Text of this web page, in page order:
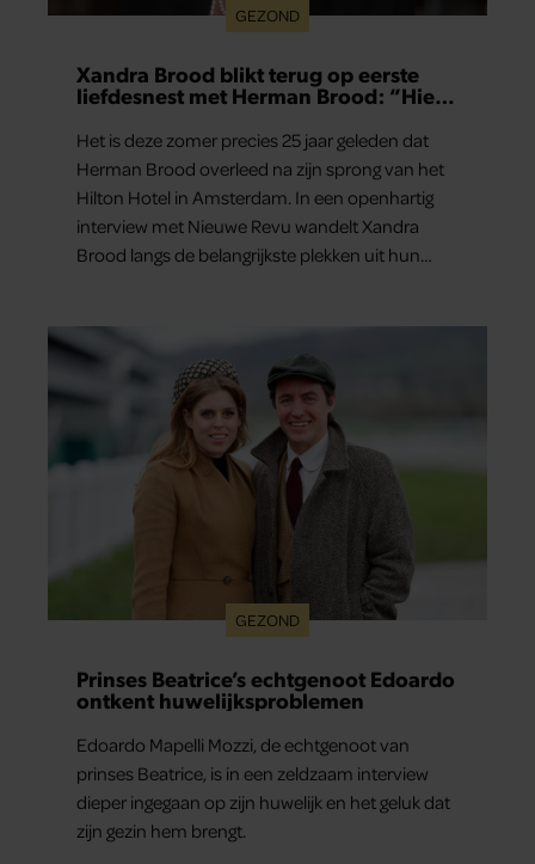
GEZOND
Xandra Brood blikt terug op eerste
liefdesnest met Herman Brood: “Hier
Het is deze zomer precies 25 jaar geleden dat
Herman Brood overleed na zijn sprong van het
Hilton Hotel in Amsterdam. In een openhartig
interview met Nieuwe Revu wandelt Xandra
Brood langs de belangrijkste plekken uit hun
aan herinneringen op. Daar begon hun leven
samen en werd dochter Lola geboren.
GEZOND
Prinses Beatrice’s echtgenoot Edoardo
ontkent huwelijksproblemen
Edoardo Mapelli Mozzi, de echtgenoot van
prinses Beatrice, is in een zeldzaam interview
dieper ingegaan op zijn huwelijk en het geluk dat
zijn gezin hem brengt.